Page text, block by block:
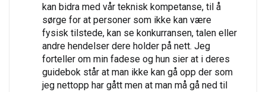
kan bidra med vår teknisk kompetanse, til å
sørge for at personer som ikke kan være
fysisk tilstede, kan se konkurransen, talen eller
andre hendelser dere holder på nett. Jeg
forteller om min fadese og hun sier at i deres
guidebok står at man ikke kan gå opp der som
jeg nettopp har gått men at man må gå ned til